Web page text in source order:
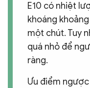
E10 có nhiệt
khoáng
một chút. Tuy
quá nhỏ để
ràng.
Ưu điểm